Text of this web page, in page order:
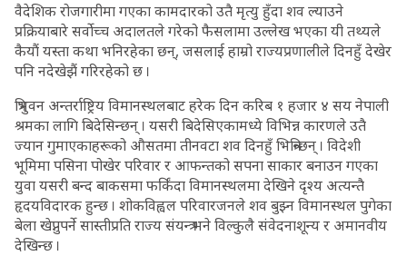
वैदेशिक रोजगारीमा गएका कामदारको उतै मृत्यु हुँदा शव ल्याउने
प्रक्रियाबारे सर्वोच्च अदालतले गरेको फैसलामा उल्लेख भएका यी तथ्यले
कैयौं यस्ता कथा भनिरहेका छन्, जसलाई हाम्रो राज्यप्रणालीले दिनहुँ देखेर
पनि नदेखेझैं गरिरहेको छ ।
त्रिभुवन अन्तर्राष्ट्रिय विमानस्थलबाट हरेक दिन करिब १ हजार ४ सय नेपाली
श्रमका लागि बिदेसिन्छन् । यसरी बिदेसिएकामध्ये विभिन्न कारणले उतै
ज्यान गुमाएकाहरूको औसतमा तीनवटा शव दिनहुँ भित्रिन्छन् । विदेशी
भूमिमा पसिना पोखेर परिवार र आफन्तको सपना साकार बनाउन गएका
युवा यसरी बन्द बाकसमा फर्किंदा विमानस्थलमा देखिने दृश्य अत्यन्तै
हृदयविदारक हुन्छ । शोकविह्वल परिवारजनले शव बुझ्न विमानस्थल पुगेका
बेला खेप्नुपर्ने सास्तीप्रति राज्य संयन्त्र भने विल्कुलै संवेदनाशून्य र अमानवीय
देखिन्छ ।